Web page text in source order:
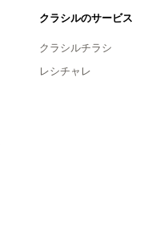
クラシルのサービス
クラシルチラシ
レシチャレ